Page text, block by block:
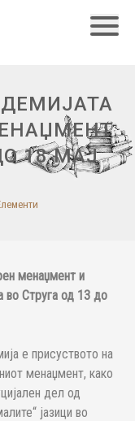
18 МАЈ
менаџмент и
во Струга од 13 до
е присуството на
менаџмент, како
дел од
јазици во